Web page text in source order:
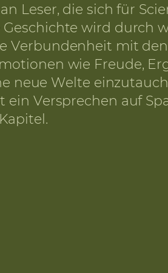
Leser, die sich für
wird durch
Verbundenheit mit
wie Freude,
neue Welte
Versprechen auf